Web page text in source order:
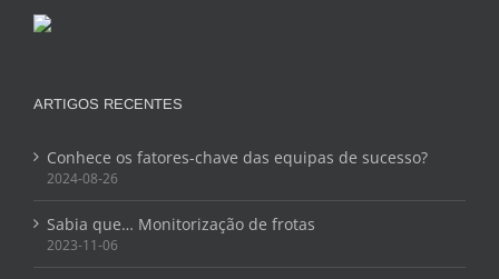
ARTIGOS RECENTES
Conhece os fatores-chave das equipas de sucesso?
2024-08-26
Sabia que… Monitorização de frotas
2023-11-06